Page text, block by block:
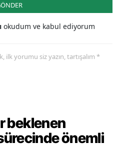
okudum ve kabul ediyorum
yorumu siz yazın, tartışalım *
beklenen
önemli